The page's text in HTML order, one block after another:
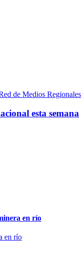
de Medios Regionales
esta semana
en río